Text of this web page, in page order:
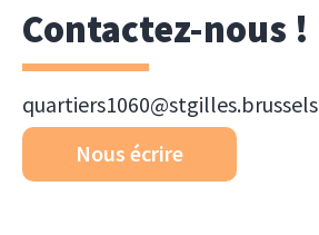
Contactez-nous !
quartiers1060@stgilles.brussels
Nous écrire